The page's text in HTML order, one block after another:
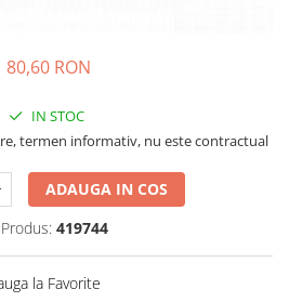
energie
80,60 RON
IN STOC
termen informativ, nu este contractual
ADAUGA IN COS
419744
la Favorite